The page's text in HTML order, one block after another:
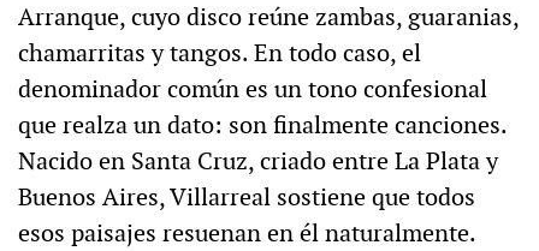
Arranque, cuyo disco reúne zambas, guaranias,
chamarritas y tangos. En todo caso, el
denominador común es un tono confesional
que realza un dato: son finalmente canciones.
Nacido en Santa Cruz, criado entre La Plata y
Buenos Aires, Villarreal sostiene que todos
esos paisajes resuenan en él naturalmente.